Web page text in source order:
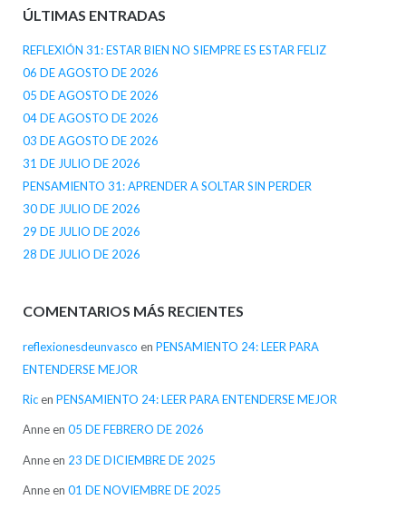
ÚLTIMAS ENTRADAS
REFLEXIÓN 31: ESTAR BIEN NO SIEMPRE ES ESTAR FELIZ
06 DE AGOSTO DE 2026
05 DE AGOSTO DE 2026
04 DE AGOSTO DE 2026
03 DE AGOSTO DE 2026
31 DE JULIO DE 2026
PENSAMIENTO 31: APRENDER A SOLTAR SIN PERDER
30 DE JULIO DE 2026
29 DE JULIO DE 2026
28 DE JULIO DE 2026
COMENTARIOS MÁS RECIENTES
reflexionesdeunvasco en PENSAMIENTO 24: LEER PARA
ENTENDERSE MEJOR
Ricen PENSAMIENTO 24: LEER PARA ENTENDERSE MEJOR
Anneen 05 DE FEBRERO DE 2026
Anneen 23 DE DICIEMBRE DE 2025
Anneen 01 DE NOVIEMBRE DE 2025